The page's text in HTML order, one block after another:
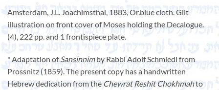
Amsterdam, J.L. Joachimsthal, 1883, Or.blue cloth. Gilt
illustration on front cover of Moses holding the Decalogue.
(4), 222 pp. and 1 frontispiece plate.
* Adaptation ofSansinnimby Rabbi Adolf Schmiedl from
Prossnitz (1859). The present copy has a handwritten
Hebrew dedication from the Chewrat Reshit Chokhmahto